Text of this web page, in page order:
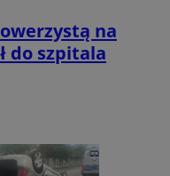
na
do szpitala